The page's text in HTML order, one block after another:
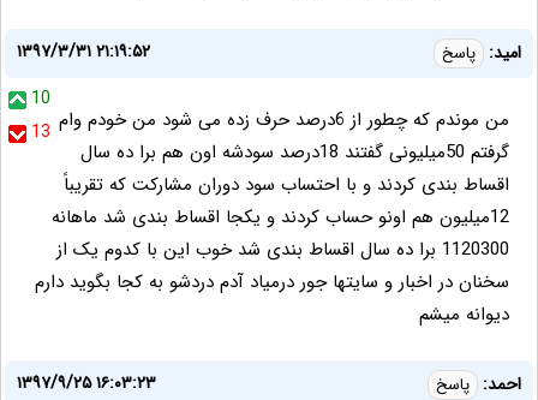
امید: پاسخ
۱۳۹۷/۳/۳۱ ۲۱:۱۹:۵۲
10
13 من موندم که چطور از 6درصد حرف زده می شود من خودم وام
گرفتم 50میلیونی گفتند 18درصد سودشه اون هم برا ده سال
اقساط بندی کردند و با احتساب سود دوران مشارکت که تقریباً
12میلیون هم اونو حساب کردند و یکجا اقساط بندی شد ماهانه
1120300 برا ده سال اقساط بندی شد خوب این با کدوم یک از
سخنان در اخبار و سایتها جور درمیاد آدم دردشو به کجا بگوید دارم
دیوانه میشم
احمد: پاسخ
۱۳۹۷/۹/۲۵ ۱۶:۰۳:۲۳